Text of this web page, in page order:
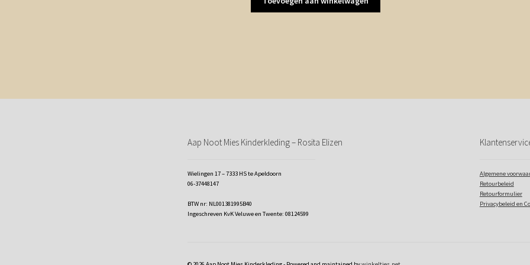
Aap Noot Mies Kinderkleding – Rosita Elizen
Wielingen 17 – 7333 HS te Apeldoorn
06-37448147
BTW nr: NL001381995B40
Ingeschreven KvK Veluwe en Twente: 08124599
Algemene
Retourbeleid
Retourformulier
Privacybeleid en